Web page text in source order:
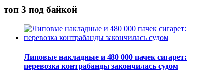
топ 3 под байкой
Липовые накладные и 480 000 пачек сигарет:
перевозка контрабанды закончилась судом